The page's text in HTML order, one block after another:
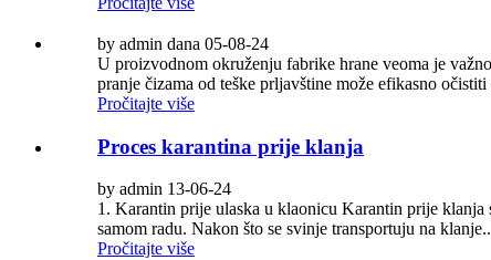
by admin dana 05-08-24
U proizvodnom okruženju fabrike hrane veoma je
pranje čizama od teške prljavštine može efikasno
Pročitajte više
Proces karantina prije klanja
by admin 13-06-24
1. Karantin prije ulaska u klaonicu Karantin prije klanja
samom radu. Nakon što se svinje transportuju na
Pročitajte više